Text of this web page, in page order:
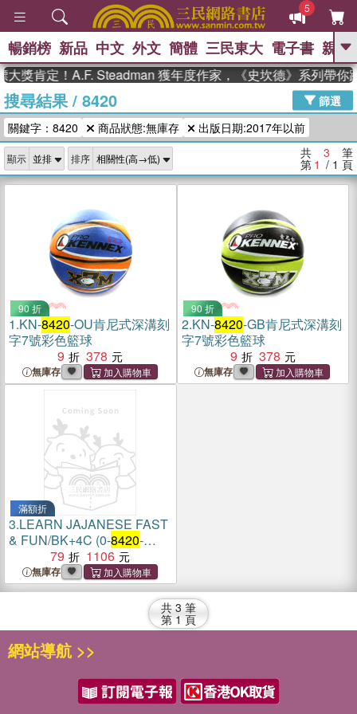
5
GO
高希均教授回憶錄
、 The Odyssey 、 父親節 、 如果歷
史是一群喵 、 暑期推薦 、 國際布克
獎 臺灣漫遊錄 、 方念華 、 台灣的李
登輝時代
數學女孩：黎曼猜想 、
偉大的迷走神經
暢銷榜 新品 中文 外文 簡體 三民東大 電子書 親子
獎肯定！A.F. Steadman 獲年度作家，《史坎德》系列帶你
搜尋結果/ 8420
篩選
關鍵字：8420
商品狀態:無庫存 出版日期:2017年以前
顯示 排序 共 3 筆
第 1 / 1 頁
90 折
1.KN-8420-OU肯尼式深溝刻
字7號彩色籃球
9
378
無庫存
90 折
2.KN-8420-GB肯尼式深溝刻
字7號彩色籃球
9
378
無庫存
滿額折
3.LEARN JAJANESE FAST
& FUN/BK+4C (0-8420-
7681-8)79 1106
無庫存
共 3 筆
第 1 頁
網站導航 >>